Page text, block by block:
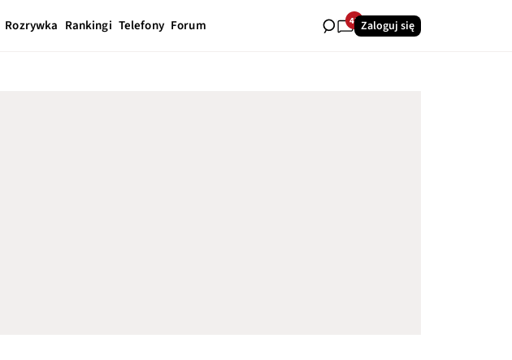
Rozrywka Rankingi Telefony Forum 42Zaloguj się